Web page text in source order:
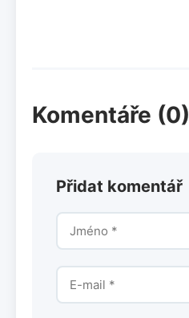
Komentáře (0)
Přidat komentář